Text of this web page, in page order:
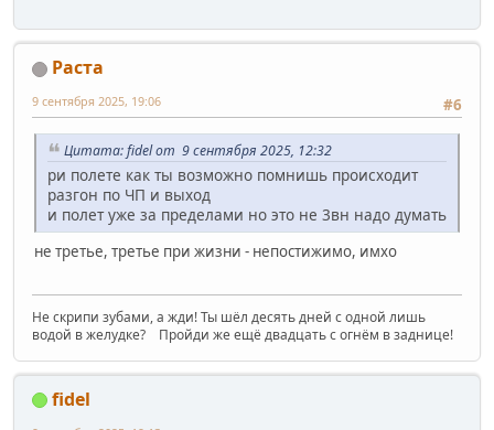
Раста
#6
9 сентября 2025, 19:06
Цитата: fidel от 9 сентября 2025, 12:32
ри полете как ты возможно помнишь происходит
разгон по ЧП и выход
и полет уже за пределами но это не 3вн надо думать
не третье, третье при жизни - непостижимо, имхо
Не скрипи зубами, а жди! Ты шёл десять дней с одной лишь
водой в желудке? Пройди же ещё двадцать с огнём в заднице!
fidel